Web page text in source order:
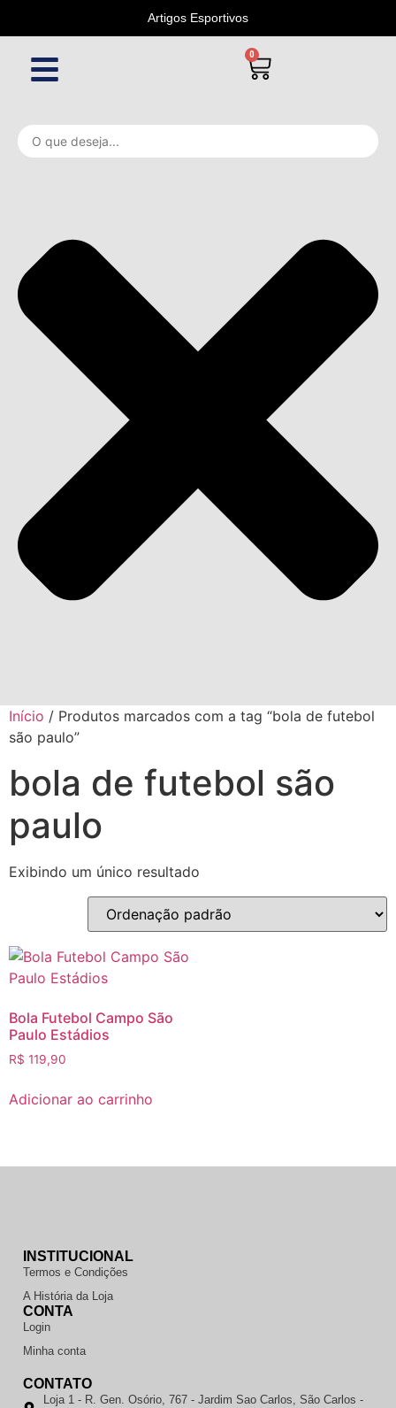
Artigos Esportivos
0
Início / Produtos marcados com a tag “bola de futebol
são paulo”
bola de futebol são
paulo
Exibindo um único resultado
Bola Futebol Campo São
Paulo Estádios
R$ 119,90
Adicionar ao carrinho
INSTITUCIONAL
Termos e Condições
A História da Loja
CONTA
Login
Minha conta
CONTATO
Loja 1 - R. Gen. Osório, 767 - Jardim Sao Carlos, São Carlos -